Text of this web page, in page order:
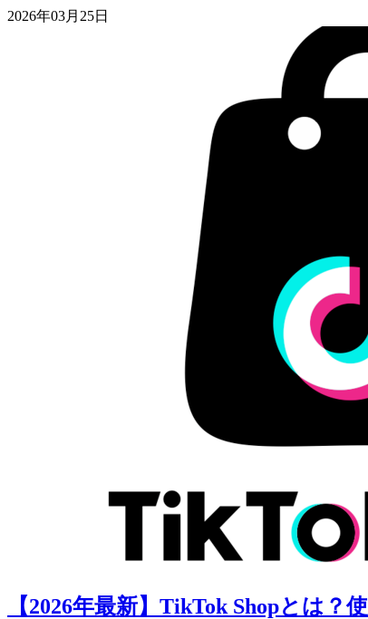
2026年03月25日
【2026年最新】TikTok Shopとは